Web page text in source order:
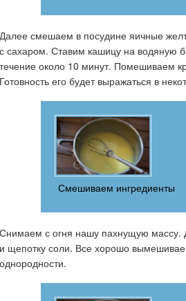
Далее смешаем в посудине яичные
с сахаром. Ставим кашицу на водяную
течение около 10 минут. Помешиваем
Готовность его будет выражаться в
Смешиваем ингредиенты
Снимаем с огня нашу пахнущую массу.
и щепотку соли. Все хорошо
однородности.